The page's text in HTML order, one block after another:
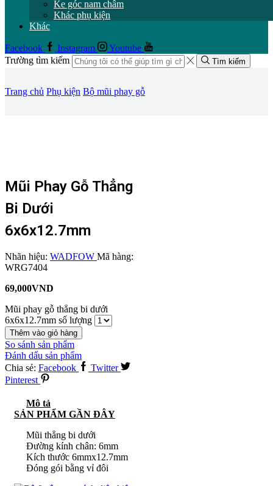
Ke góc nam châm
Khác phụ kiện
Khác
Facebook Instagram
Youtube
Trường tìm kiếm
Tìm kiếm
Trang chủ Phụ kiện Bộ mũi phay gỗ
Mũi Phay Gỗ Thẳng
Bi Dưới
6x6x12.7mm
Nhãn hiệu: WADFOW Mã hàng:
WRG7404
69,000VND
Mũi phay gỗ thẳng bi dưới
6x6x12.7mm số lượng
Thêm vào giỏ hàng
So sánh sản phẩm
Đánh dấu sản phẩm
Chia sẻ: Facebook
Twitter
Pinterest
Mô tả
SẢN PHẨM GẦN ĐÂY
Mũi thẳng bi dưới
Đường kính chân: 6mm
Kích thước 6mmx12.7mm
Đóng gói bằng vỉ đôi